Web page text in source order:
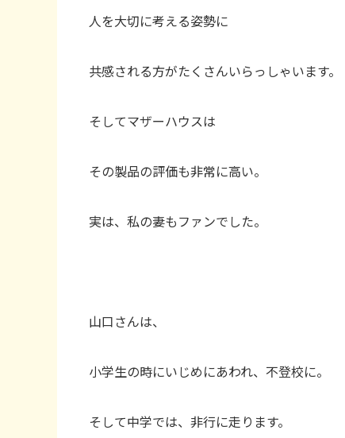
人を大切に考える姿勢に
共感される方がたくさんいらっしゃいます。
そしてマザーハウスは
その製品の評価も非常に高い。
実は、私の妻もファンでした。
山口さんは、
小学生の時にいじめにあわれ、不登校に。
そして中学では、非行に走ります。